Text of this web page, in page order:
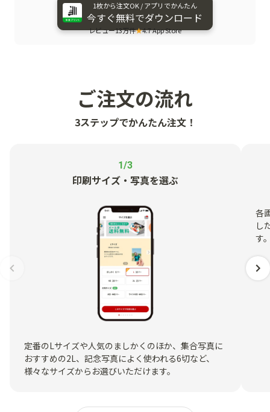
1枚から​注文OK / アプリで​かんたん
今すぐ​無料で​ダウンロード
レビュー13万件★4.7 App Store
ご注文の流れ
3ステップでかんたん注文！
1/3
印刷サイズ・写真を選ぶ
定番のLサイズや人気のましかくのほか、集合写真に
おすすめの2L、記念写真によく使われる6切など、
様々なサイズからお選びいただけます。
各
し
す